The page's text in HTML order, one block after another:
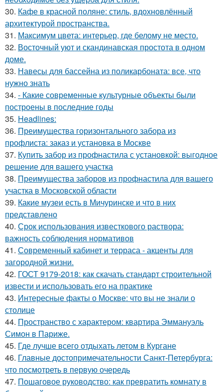
30. Кафе в красной поляне: стиль, вдохновлённый
архитектурой пространства.
31. Максимум цвета: интерьер, где белому не место.
32. Восточный уют и скандинавская простота в одном
доме.
33. Навесы для бассейна из поликарбоната: все, что
нужно знать
34. - Какие современные культурные объекты были
построены в последние годы
35. Headlines:
36. Преимущества горизонтального забора из
профлиста: заказ и установка в Москве
37. Купить забор из профнастила с установкой: выгодное
решение для вашего участка
38. Преимущества заборов из профнастила для вашего
участка в Московской области
39. Какие музеи есть в Мичуринске и что в них
представлено
40. Срок использования известкового раствора:
важность соблюдения нормативов
41. Современный кабинет и терраса - акценты для
загородной жизни.
42. ГОСТ 9179-2018: как скачать стандарт строительной
извести и использовать его на практике
43. Интересные факты о Москве: что вы не знали о
столице
44. Пространство с характером: квартира Эммануэль
Симон в Париже.
45. Где лучше всего отдыхать летом в Кургане
46. Главные достопримечательности Санкт-Петербурга:
что посмотреть в первую очередь
47. Пошаговое руководство: как превратить комнату в